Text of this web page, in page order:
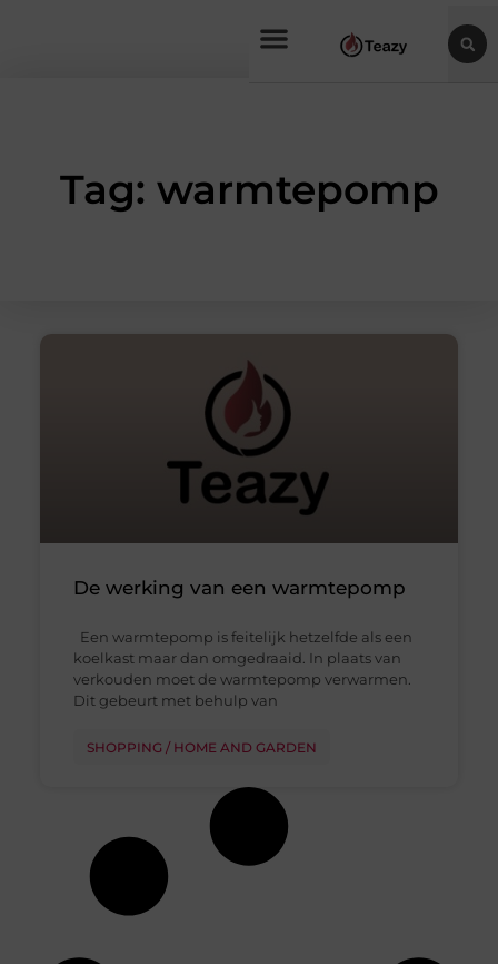
Tag: warmtepomp
De werking van een warmtepomp
Een warmtepomp is feitelijk hetzelfde als een
koelkast maar dan omgedraaid. In plaats van
verkouden moet de warmtepomp verwarmen.
Dit gebeurt met behulp van
SHOPPING / HOME AND GARDEN